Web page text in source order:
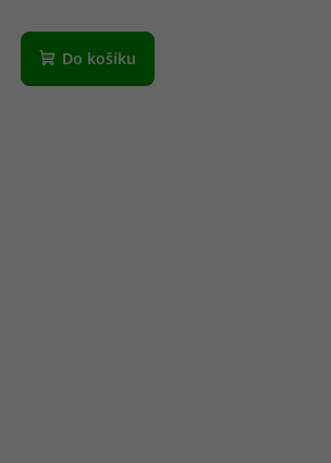
Do košíku